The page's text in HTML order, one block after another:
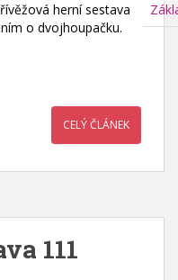
herní sestava
o dvojhoupačku.
CELÝ ČLÁNEK
111